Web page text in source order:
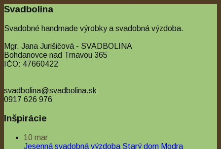
Svadbolina
Svadobné handmade výrobky a svadobná výzdoba.
Mgr. Jana Jurišičová - SVADBOLINA
Bohdanovce nad Trnavou 365
IČO: 47660422
svadbolina@svadbolina.sk
0917 626 976
Inšpirácie
10 mar
Jesenná svadobná výzdoba Starý dom Modra